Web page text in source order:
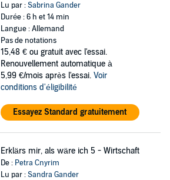
Lu par :Sabrina Gander
Durée : 6 h et 14 min
Langue : Allemand
Pas de notations
15,48 € ou gratuit avec l'essai.
Renouvellement automatique à
5,99 €/mois après l'essai. Voir
conditions d'éligibilité
Essayez Standard gratuitement
Erklärs mir, als wäre ich 5 - Wirtschaft
De : Petra Cnyrim
Lu par :Sandra Gander